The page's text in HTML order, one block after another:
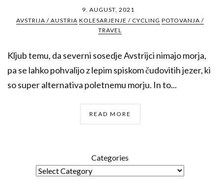
9. AUGUST, 2021
AVSTRIJA / AUSTRIA KOLESARJENJE / CYCLING POTOVANJA /
TRAVEL
Kljub temu, da severni sosedje Avstrijci nimajo morja,
pa se lahko pohvalijo z lepim spiskom čudovitih jezer, ki
so super alternativa poletnemu morju. In to...
READ MORE
Categories